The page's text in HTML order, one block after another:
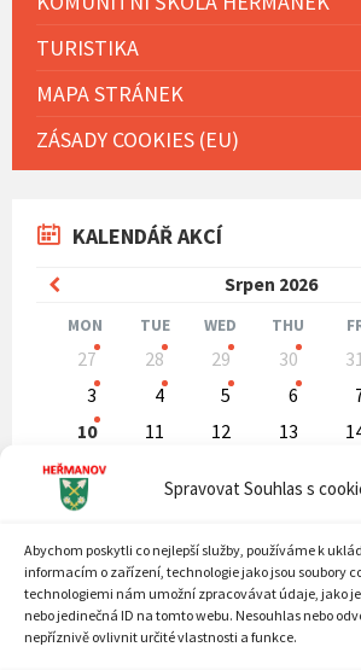
Spravovat Souhlas s
Abychom poskytli co nejlepší služby, používáme k
informacím o zařízení, technologie jako jsou soubory
technologiemi nám umožní zpracovávat údaje, jako
nebo jedinečná ID na tomto webu. Nesouhlas nebo
nepříznivě ovlivnit určité vlastnosti a funkce.
TURISTIKA
MAPA STRÁNEK
ZÁSADY COOKIES (EU)
KALENDÁŘ AKCÍ
Srpen 2026
Previous
Month
MON TUE WED THU
calendar
27 28 29 30 31
3
4 5 6
10
11 12 13
17
24
2 3
Back
to
calendar
days
ARCHIV AKTUALIT